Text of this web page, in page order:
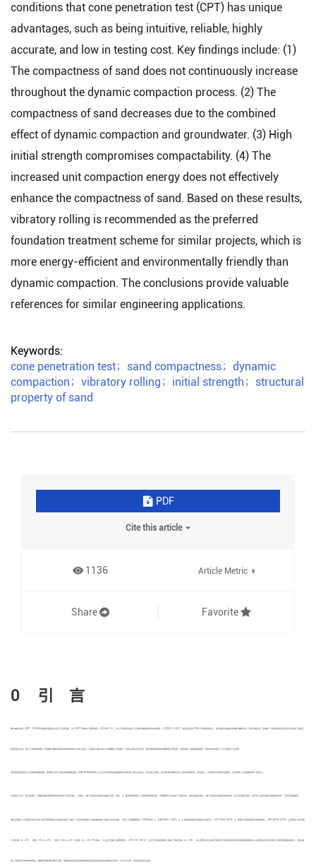
conditions that cone penetration test (CPT) has unique
advantages, such as being intuitive, reliable, highly
accurate, and low in testing cost. Key findings include: (1)
The compactness of sand does not continuously increase
throughout the dynamic compaction process. (2) The
compactness of sand decreases due to the combined
effect of dynamic compaction and groundwater. (3) High
initial strength compromises compactability. (4) The
increased unit compaction energy does not effectively
enhance the compactness of sand. Based on these results,
vibratory rolling is recommended as the preferred
foundation treatment scheme for similar projects, which is
more energy-efficient and environmentally friendly than
dynamic compaction. The conclusions provide valuable
references for similar engineering applications.
Keywords:
cone penetration test； sand compactness； dynamic
compaction ； vibratory rolling ； initial strength ； structural
property of sand
PDF
Cite this article
1136 Article Metric
Share Favorite
0 引 言
静力触探试验（CPT）于1954年由陈宗基首次从荷兰引进我国，并于1977年被纳入国家规范。2015年11月，土木工程学会标准《孔压静力触探测试技术规程》（T/CCES 1—2017）通过审查并于2017年发布实施 ，标志着多功能测试的静力触探进入工程运用阶段。但单桥、双桥电阻应变式探头仍是当下国内工
程应用的主流。基于工程勘探数据，利用静力触探试验获得的单桥探头比贯入阻力、双桥探头锥尖阻力及侧摩阻力等参数，可综合评估土体状态、密实度和强度等关键物理力学性质。设备简单、曲线连续直观、测试成本低是它广泛应用的三大优势。
密实度是表征粒状土强度的重要参数，是影响土体工程性质的重要因素。我国1974年颁布的《工业与民用建筑地基基础设计规范》曾以孔隙比e 作为划分标准，因未能考虑级配对砂土密实度的影响，现已废止。目前规范采用相对密度D 及标准贯入试验锤击数N 来划分。
孔祥国 2 认为，相对密度D 的确定需采集原状砂样来测定天然孔隙比，且最大、最小孔隙比的测定也难以实现，因此， D 易受到取样等人为因素影响而失真；李珊珊等 3 也总结了试验方法、黏粒含量对最大、最小孔隙比试验结果的影响。以上均说明采用D 进行砂土密实度划分的要求较高，工程实用性偏低。
国内主要岩土工程规范中关于砂土密实度等级划分的规定具有一致性，均采用标准贯入试验锤击数N 值作为判定依据。《岩土工程勘察规范（2009年版）》（GB 50021—2001） 4 《公路桥涵地基与基础设计规范》（JTG 3363—2019） 5 《铁路工程地质原位测试规程》（TB 10018—2018） 6 等将砂土密实度
分为松散（N ≤10）、稍密（10< N ≤15）、中密（15< N ≤30）与密实（N >30）4个级别；《水运工程岩土勘察规范》（JTS 133—2013） 7 在4个级别的基础上增加了极密实级（N >50）。徐小明等 8 在总结不同钻进方法对粉细砂标贯试验值的影响中认为回转钻进方法对砂土标贯试验值影响较小，但标准
贯入试验有严格的操作规定，数据失真的情形屡见不鲜。笔者曾在钻探现场观察到标贯试验完成后的标贯器中仅有5～10 cm土样，其余全是钻孔废渣。